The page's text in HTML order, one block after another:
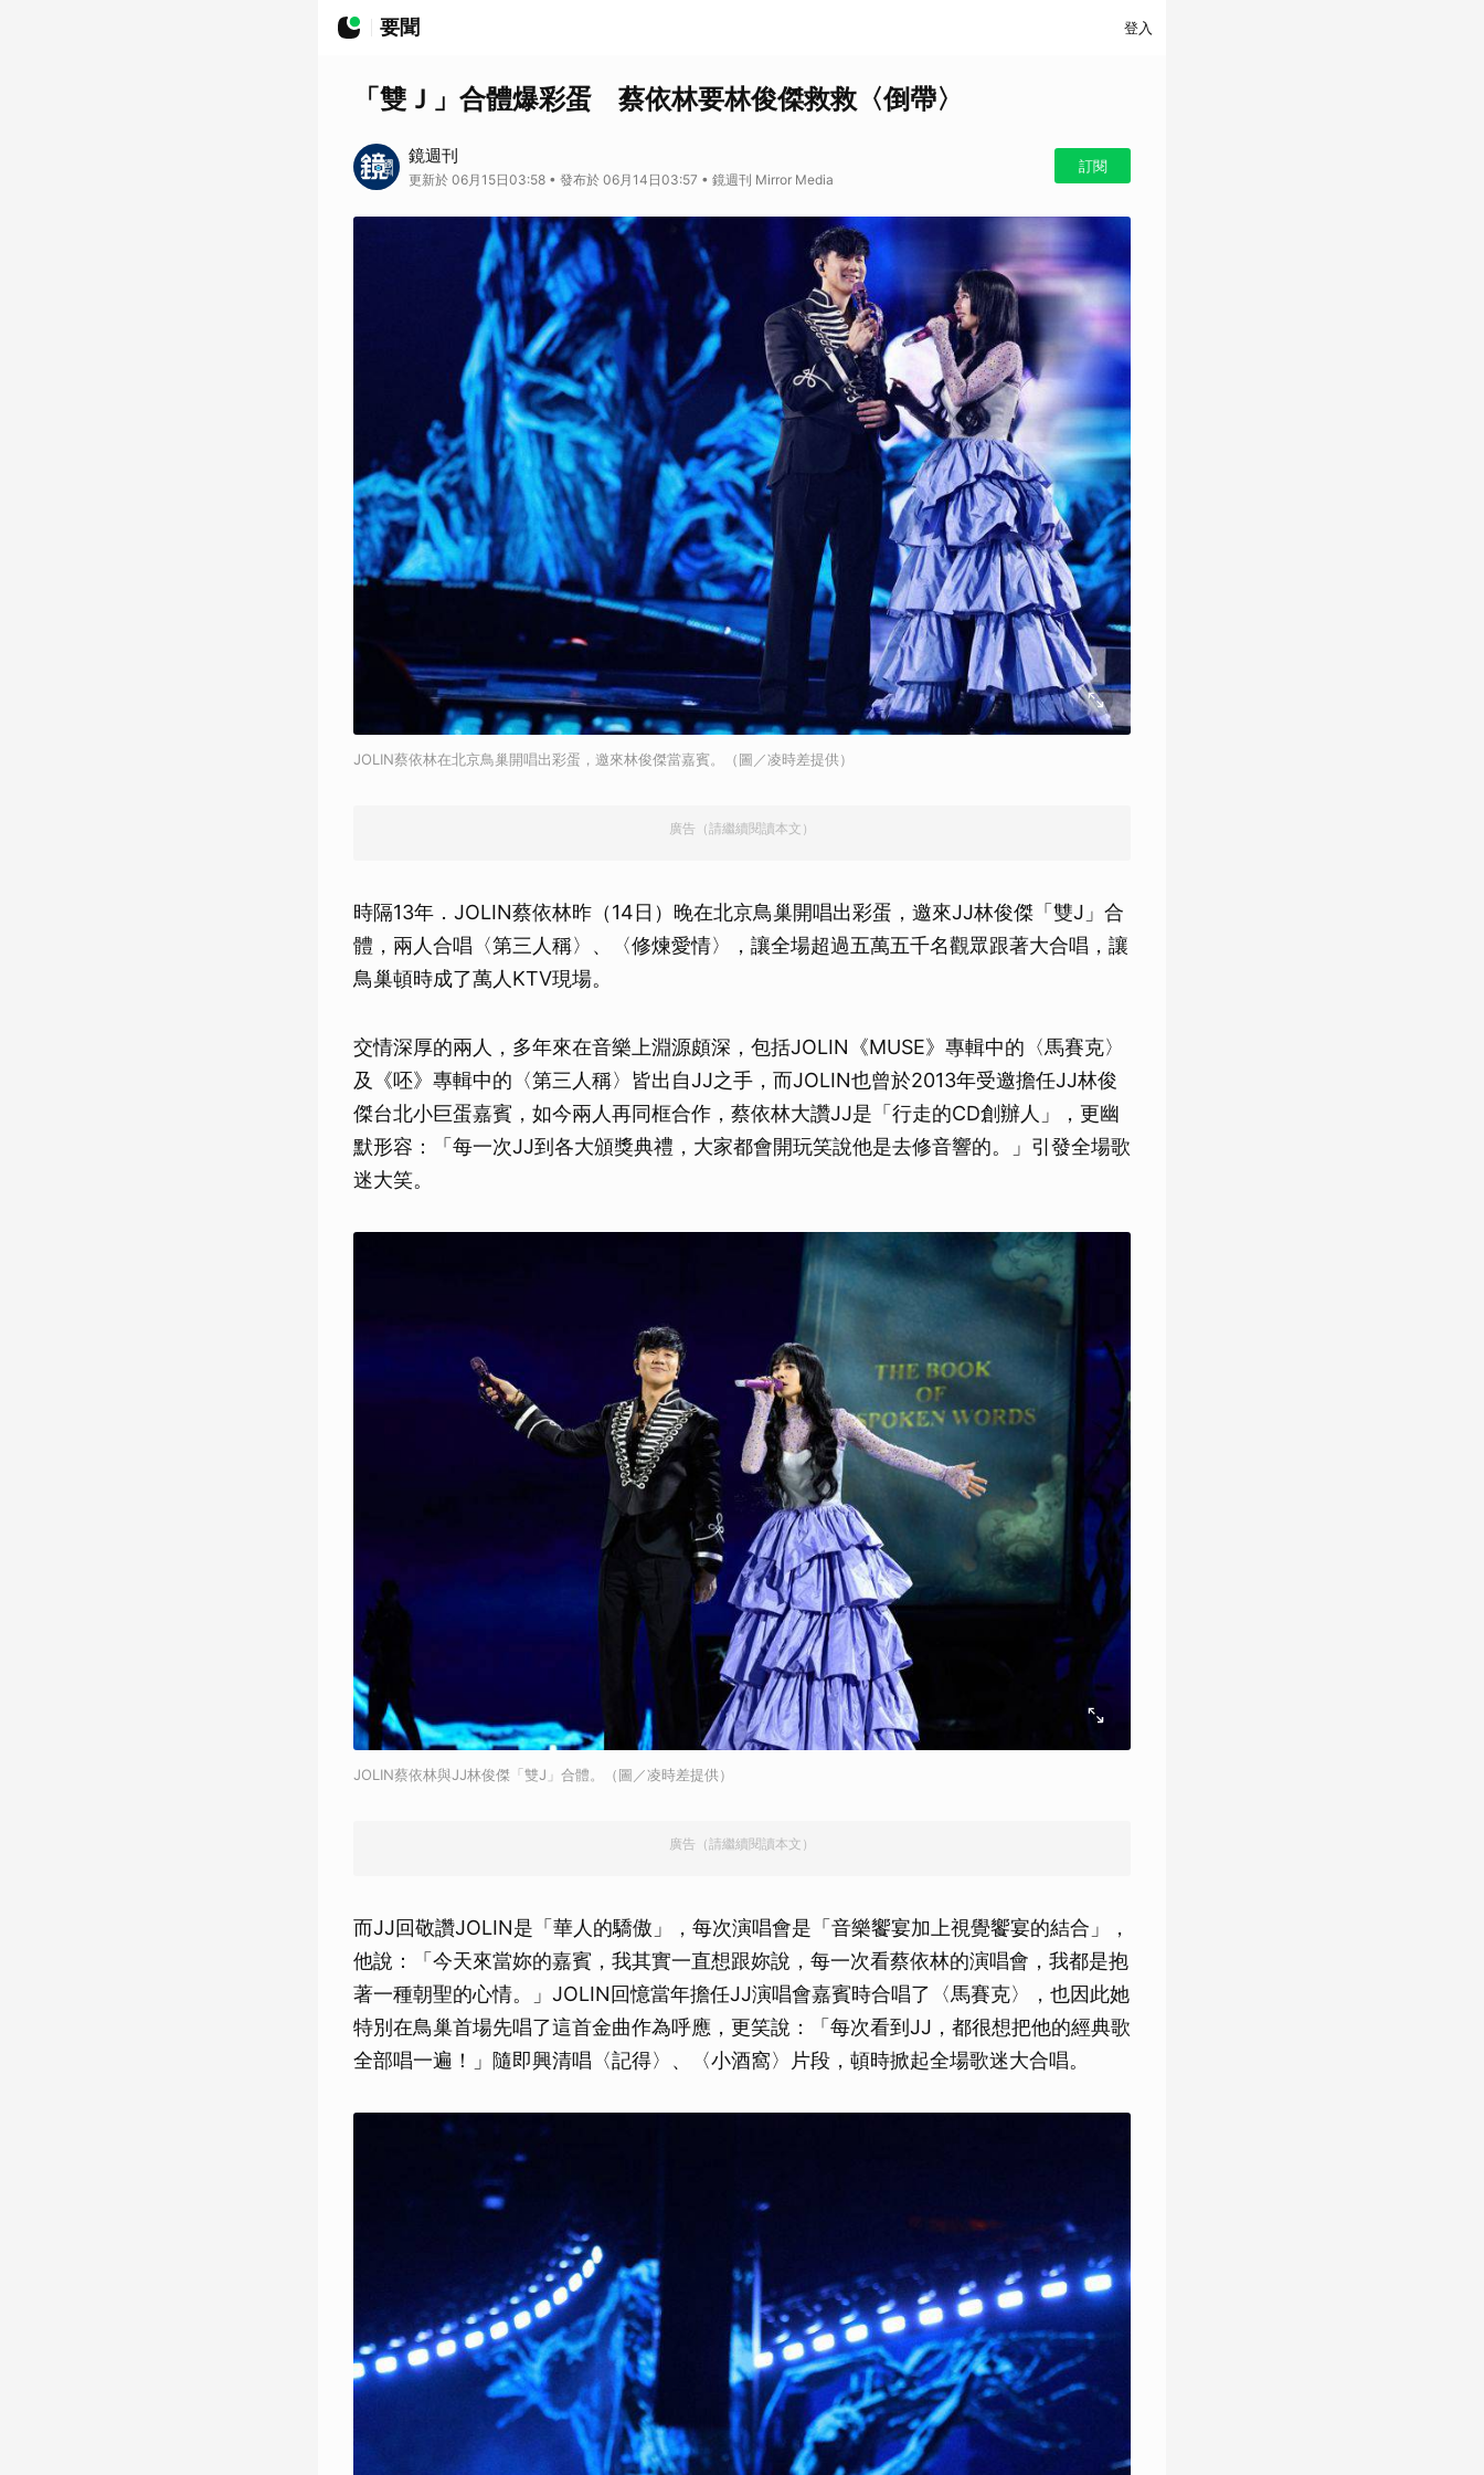
要聞 登入
「雙Ｊ」合體爆彩蛋 蔡依林要林俊傑救救〈倒帶〉
鏡週刊
更新於 06月15日03:58 • 發布於 06月14日03:57 • 鏡週刊 Mirror Media
訂閱
JOLIN蔡依林在北京鳥巢開唱出彩蛋，邀來林俊傑當嘉賓。（圖／凌時差提供）
廣告（請繼續閱讀本文）
時隔13年．JOLIN蔡依林昨（14日）晚在北京鳥巢開唱出彩蛋，邀來JJ林俊傑「雙J」合
體，兩人合唱〈第三人稱〉、〈修煉愛情〉，讓全場超過五萬五千名觀眾跟著大合唱，讓
鳥巢頓時成了萬人KTV現場。
交情深厚的兩人，多年來在音樂上淵源頗深，包括JOLIN《MUSE》專輯中的〈馬賽克〉
及《呸》專輯中的〈第三人稱〉皆出自JJ之手，而JOLIN也曾於2013年受邀擔任JJ林俊
傑台北小巨蛋嘉賓，如今兩人再同框合作，蔡依林大讚JJ是「行走的CD創辦人」，更幽
默形容：「每一次JJ到各大頒獎典禮，大家都會開玩笑說他是去修音響的。」引發全場歌
迷大笑。
JOLIN蔡依林與JJ林俊傑「雙J」合體。（圖／凌時差提供）
廣告（請繼續閱讀本文）
而JJ回敬讚JOLIN是「華人的驕傲」，每次演唱會是「音樂饗宴加上視覺饗宴的結合」，
他說：「今天來當妳的嘉賓，我其實一直想跟妳說，每一次看蔡依林的演唱會，我都是抱
著一種朝聖的心情。」JOLIN回憶當年擔任JJ演唱會嘉賓時合唱了〈馬賽克〉，也因此她
特別在鳥巢首場先唱了這首金曲作為呼應，更笑說：「每次看到JJ，都很想把他的經典歌
全部唱一遍！」隨即興清唱〈記得〉、〈小酒窩〉片段，頓時掀起全場歌迷大合唱。